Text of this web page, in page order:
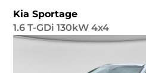
Kia Sportage
1.6 T-GDi 130kW 4x4